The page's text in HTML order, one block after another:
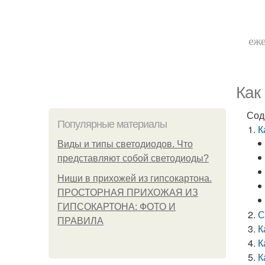
Популярные материалы
Виды и типы светодиодов. Что
представляют собой светодиоды?
Ниши в прихожей из гипсокартона.
ПРОСТОРНАЯ ПРИХОЖАЯ ИЗ
ГИПСОКАРТОНА: ФОТО И
ПРАВИЛА